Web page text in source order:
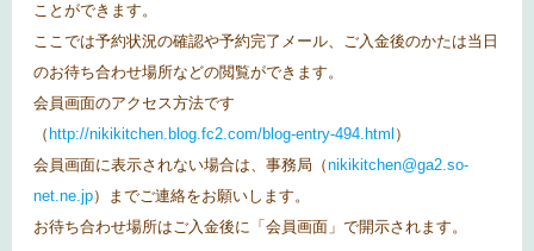
ことができます。
ここでは予約状況の確認や予約完了メール、ご入金後のかたは当日
のお待ち合わせ場所などの閲覧ができます。
会員画面のアクセス方法です
（ http://nikikitchen.blog.fc2.com/blog-entry-494.html ）
会員画面に表示されない場合は、事務局（nikikitchen@ga2.so-
net.ne.jp）までご連絡をお願いします。
お待ち合わせ場所はご入金後に「会員画面」で開示されます。